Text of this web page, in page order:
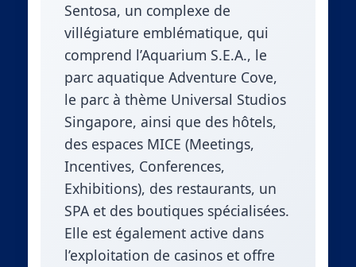
Sentosa, un complexe de
villégiature emblématique, qui
comprend l’Aquarium S.E.A., le
parc aquatique Adventure Cove,
le parc à thème Universal Studios
Singapore, ainsi que des hôtels,
des espaces MICE (Meetings,
Incentives, Conferences,
Exhibitions), des restaurants, un
SPA et des boutiques spécialisées.
Elle est également active dans
l’exploitation de casinos et offre